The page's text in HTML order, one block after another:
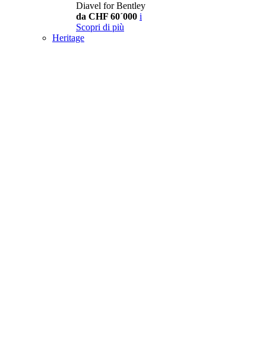
Diavel for Bentley
da CHF 60´000 i
Scopri di più
Heritage